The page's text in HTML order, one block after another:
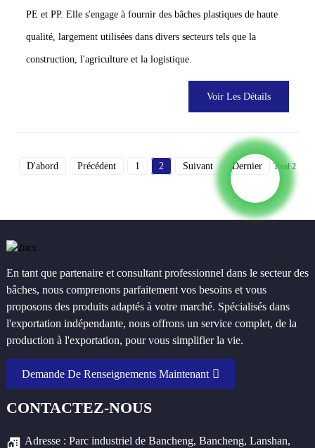
PE et PP. Elle s'engage à fournir des bâches plastiques de haute
qualité, largement utilisées dans divers secteurs tels que la
construction, l'agriculture et la logistique.
Voir Les Détails
D'abord Précédent 1 2 Suivant Dernier Total 2
En tant que partenaire et consultant professionnel dans le secteur des
bâches, nous comprenons parfaitement vos besoins et vous
proposons des produits adaptés à votre marché. Spécialisés dans
l'exportation indépendante, nous offrons un service complet, de la
production à l'exportation, pour vous simplifier la vie.
Demande De Renseignements Maintenant
CONTACTEZ-NOUS
Adresse : Parc industriel de Bancheng, Bancheng, Lanshan,